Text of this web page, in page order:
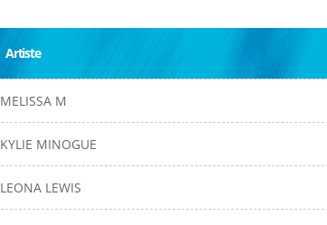
Artiste
MELISSA M
KYLIE MINOGUE
LEONA LEWIS